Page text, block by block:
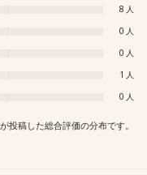
8
0
0
1
0
投稿した総合評価の分布です。